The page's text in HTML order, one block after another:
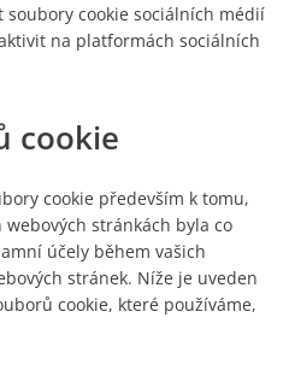
soubory cookie sociálních médií
na platformách sociálních
cookie
cookie především k tomu,
stránkách byla co
účely během vašich
stránek. Níže je uveden
cookie, které používáme,